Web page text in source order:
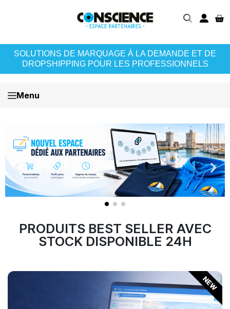
SOLUTIONS DE MARQUAGE À LA DEMANDE ET DE
DROPSHIPPING POUR LES PROFESSIONNELS
Menu
PRODUITS BEST SELLER AVEC
STOCK DISPONIBLE 24H
NEW